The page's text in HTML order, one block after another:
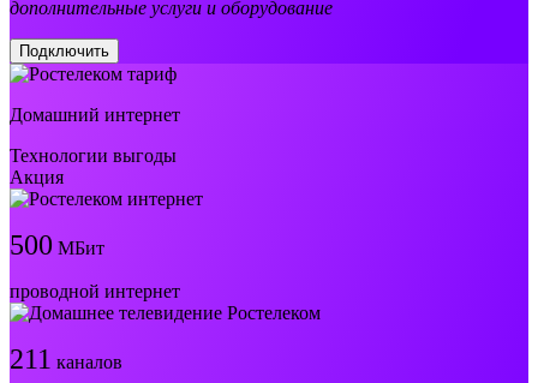
дополнительные услуги и оборудование
Подключить
Домашний интернет
Технологии выгоды
Акция
500 МБит
проводной интернет
211 каналов